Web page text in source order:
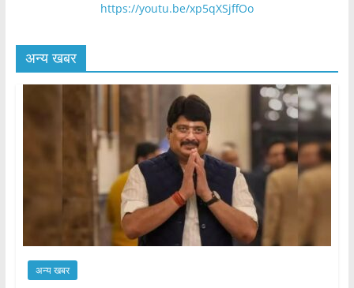
https://youtu.be/xp5qXSjffOo
अन्य खबर
अन्य खबर